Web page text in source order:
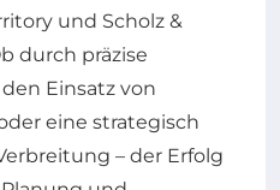
und Scholz &
durch präzise
Einsatz von
eine strategisch
– der Erfolg